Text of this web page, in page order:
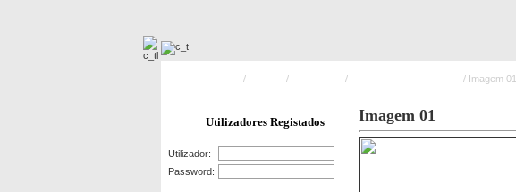
/ / / / Imagem 01
Utilizadores Registados
Utilizador:
Password:
Imagem 01